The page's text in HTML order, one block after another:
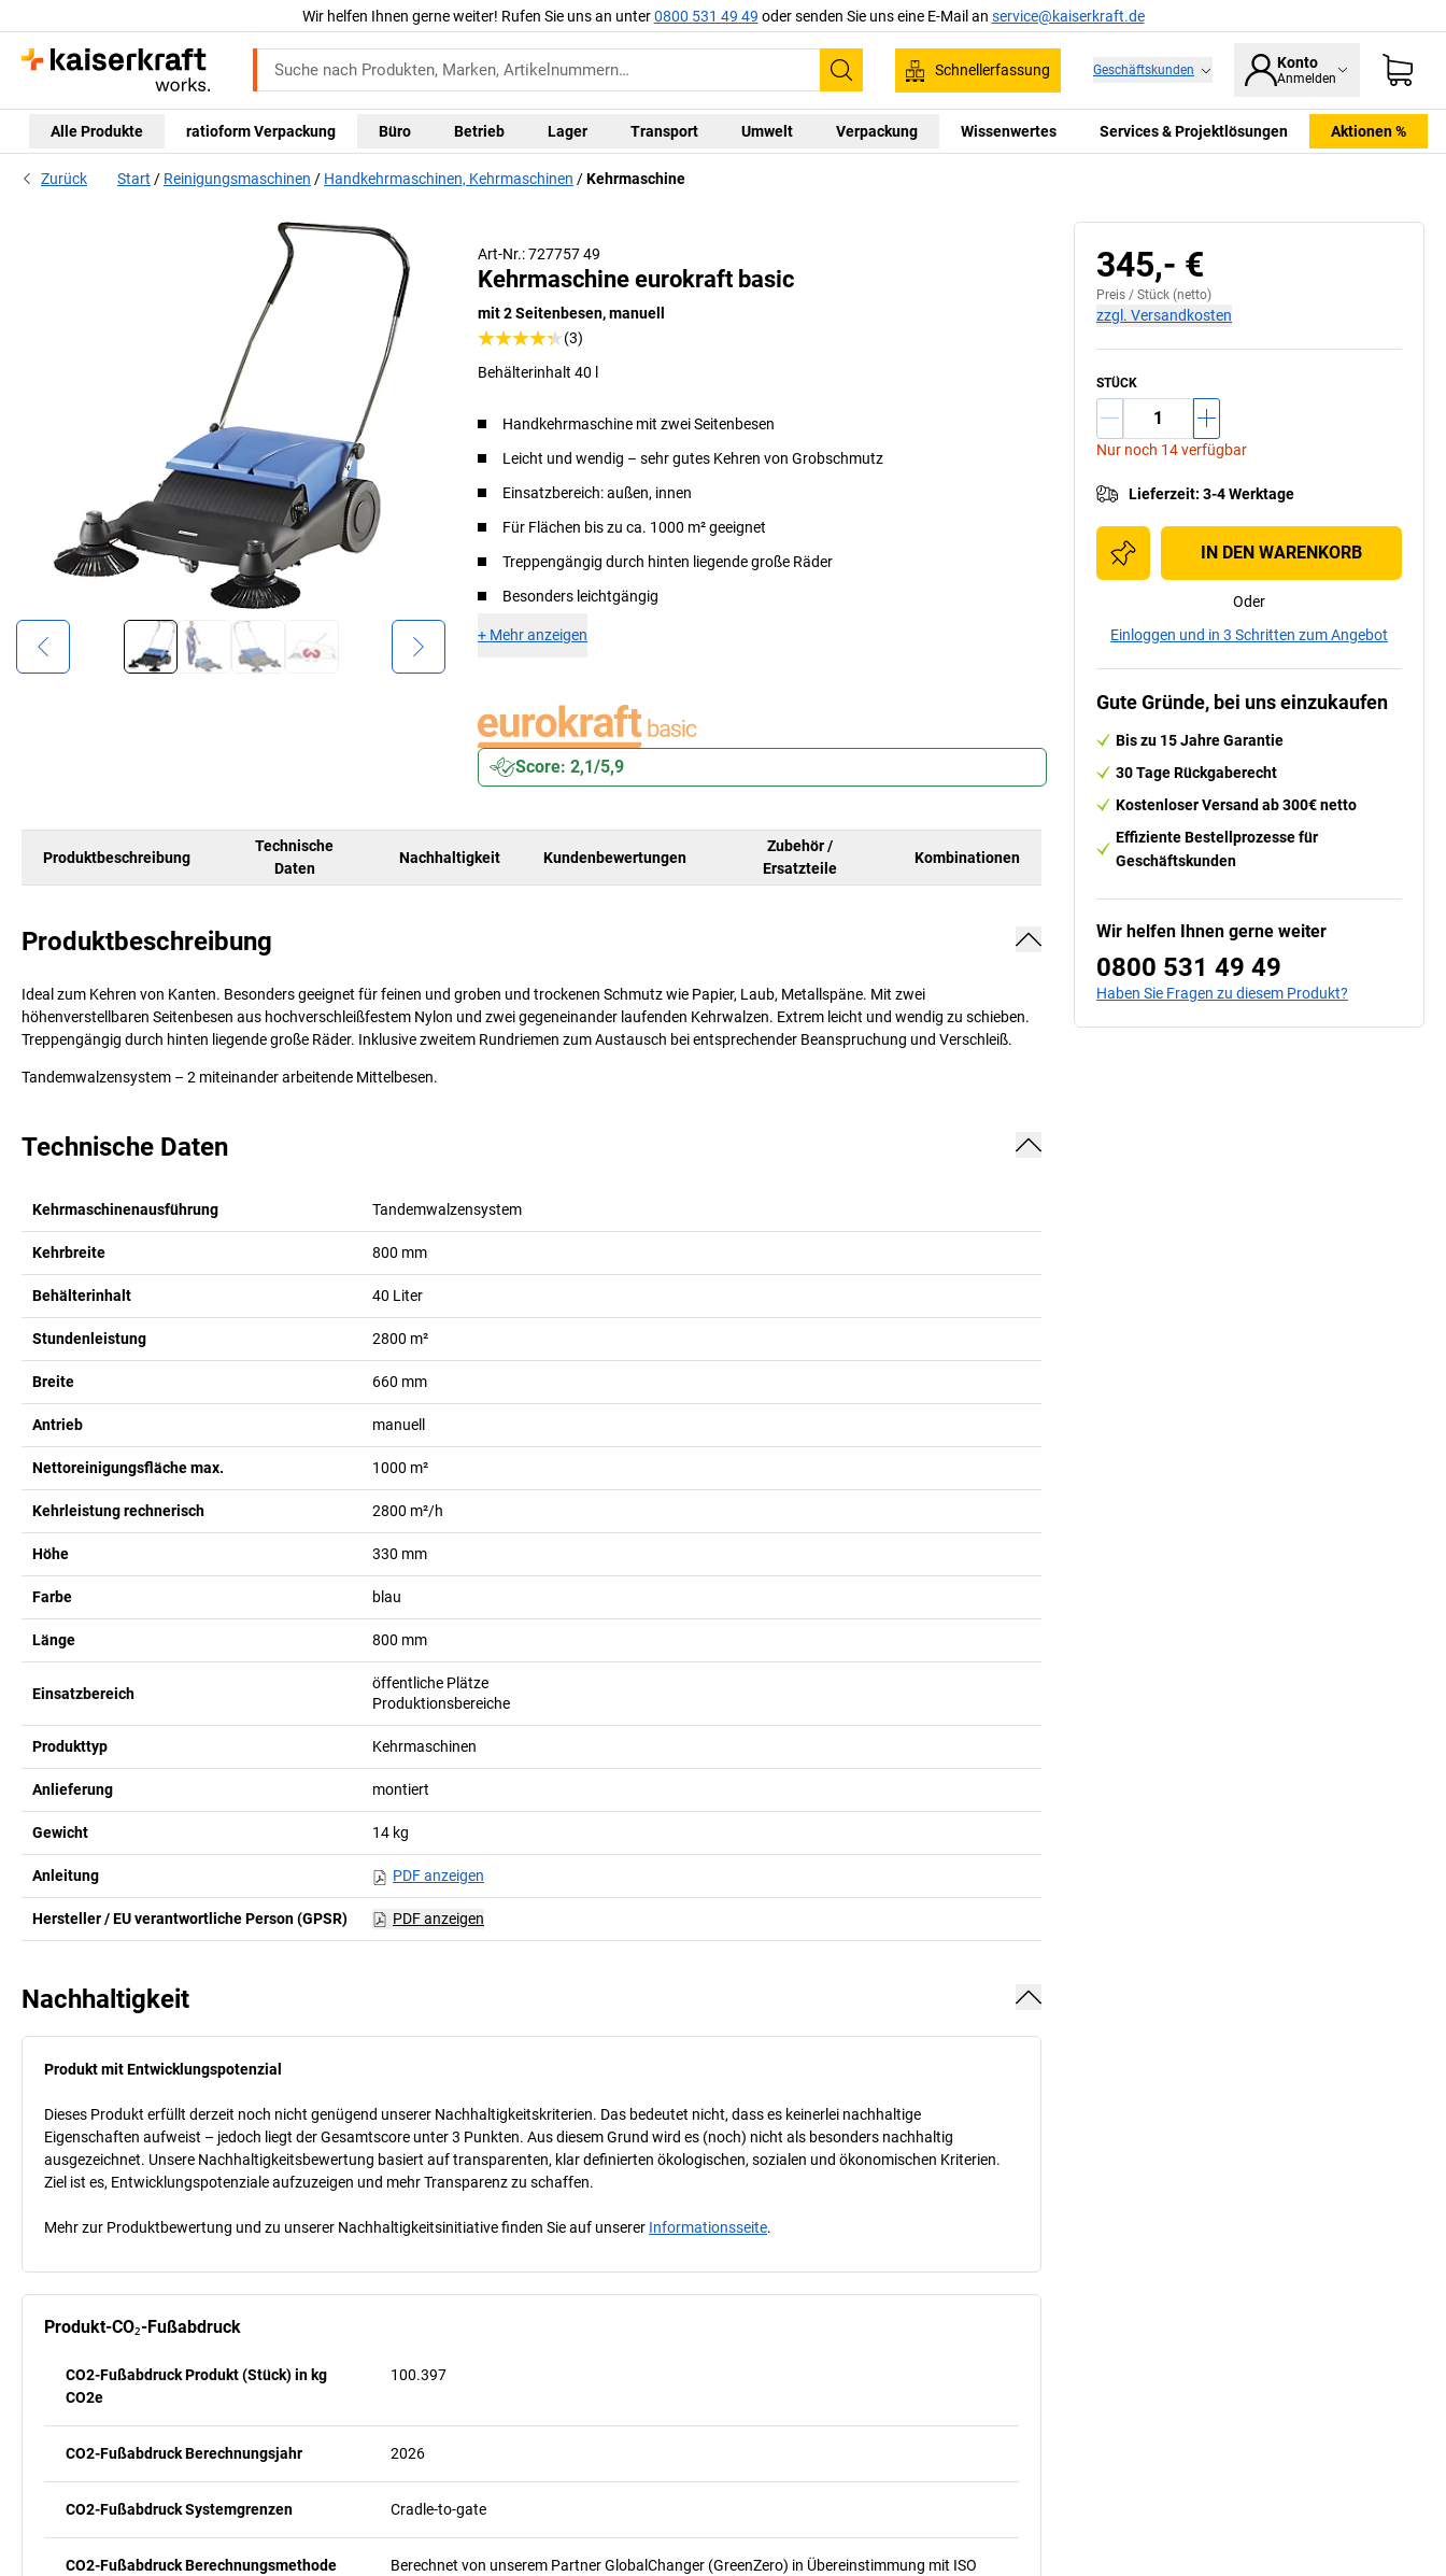
Wir helfen Ihnen gerne weiter! Rufen Sie uns an unter0800 531 49 49 oder senden Sie uns eine E-Mail an service@kaiserkraft.de
Suchen
Schnellerfassung Geschäftskunden Konto
Anmelden
Alle Produkte ratioform Verpackung Büro Betrieb Lager Transport Umwelt Verpackung Wissenwertes Services & Projektlösungen Aktionen %
Zurück Start Reinigungsmaschinen Handkehrmaschinen, Kehrmaschinen Kehrmaschine
Art-Nr.: 727757 49
Kehrmaschine eurokraft basic
mit 2 Seitenbesen, manuell
(3)
Behälterinhalt 40 l
Handkehrmaschine mit zwei Seitenbesen
Leicht und wendig – sehr gutes Kehren von Grobschmutz
Einsatzbereich: außen, innen
Für Flächen bis zu ca. 1000 m² geeignet
Treppengängig durch hinten liegende große Räder
Besonders leichtgängig
+ Mehr anzeigen
Score: 2,1/5,9
Produktbeschreibung
Technische
Daten
Nachhaltigkeit Kundenbewertungen
Zubehör /
Ersatzteile
Kombinationen
Produktbeschreibung
Ideal zum Kehren von Kanten. Besonders geeignet für feinen und groben und trockenen Schmutz wie Papier, Laub, Metallspäne. Mit zwei
höhenverstellbaren Seitenbesen aus hochverschleißfestem Nylon und zwei gegeneinander laufenden Kehrwalzen. Extrem leicht und wendig zu schieben.
Treppengängig durch hinten liegende große Räder. Inklusive zweitem Rundriemen zum Austausch bei entsprechender Beanspruchung und Verschleiß.
Tandemwalzensystem – 2 miteinander arbeitende Mittelbesen.
Technische Daten
Kehrmaschinenausführung Tandemwalzensystem
Kehrbreite 800 mm
Behälterinhalt 40 Liter
Stundenleistung 2800 m²
Breite 660 mm
Antrieb manuell
Nettoreinigungsfläche max. 1000 m²
Kehrleistung rechnerisch 2800 m²/h
Höhe 330 mm
Farbe blau
Länge 800 mm
Einsatzbereich
öffentliche Plätze
Produktionsbereiche
Produkttyp Kehrmaschinen
Anlieferung montiert
Gewicht 14 kg
Anleitung PDF anzeigen
Hersteller / EU verantwortliche Person (GPSR) PDF anzeigen
Nachhaltigkeit
Produkt mit Entwicklungspotenzial
Dieses Produkt erfüllt derzeit noch nicht genügend unserer Nachhaltigkeitskriterien. Das bedeutet nicht, dass es keinerlei nachhaltige
Eigenschaften aufweist – jedoch liegt der Gesamtscore unter 3 Punkten. Aus diesem Grund wird es (noch) nicht als besonders nachhaltig
ausgezeichnet. Unsere Nachhaltigkeitsbewertung basiert auf transparenten, klar definierten ökologischen, sozialen und ökonomischen Kriterien.
Ziel ist es, Entwicklungspotenziale aufzuzeigen und mehr Transparenz zu schaffen.
Mehr zur Produktbewertung und zu unserer Nachhaltigkeitsinitiative finden Sie auf unserer Informationsseite.
Produkt-CO₂-Fußabdruck
CO2-Fußabdruck Produkt (Stück) in kg
CO2e
100.397
CO2-Fußabdruck Berechnungsjahr 2026
CO2-Fußabdruck Systemgrenzen Cradle-to-gate
CO2-Fußabdruck Berechnungsmethode
Berechnet von unserem Partner GlobalChanger (GreenZero) in Übereinstimmung mit ISO
345,- €
Preis / Stück (netto)
zzgl. Versandkosten
STÜCK
Nur noch 14 verfügbar
Lieferzeit: 3-4 Werktage
IN DEN WARENKORB
Oder
Einloggen und in 3 Schritten zum Angebot
Gute Gründe, bei uns einzukaufen
Bis zu 15 Jahre Garantie
30 Tage Rückgaberecht
Kostenloser Versand ab 300€ netto
Effiziente Bestellprozesse für
Geschäftskunden
Wir helfen Ihnen gerne weiter
0800 531 49 49
Haben Sie Fragen zu diesem Produkt?